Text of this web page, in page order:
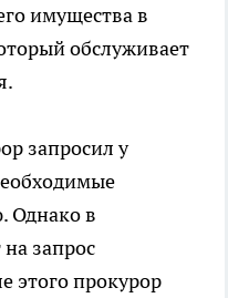
имущества в
обслуживает
запросил у
Однако в
запрос
этого прокурор